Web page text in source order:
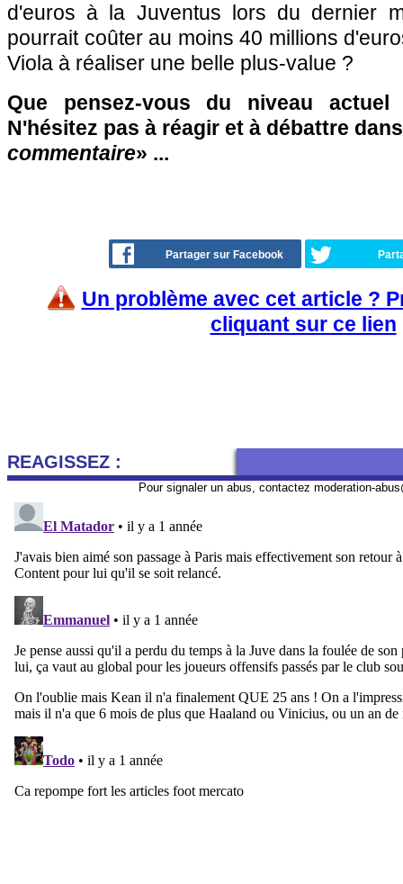
d'euros à la Juventus lors du dernier
pourrait coûter au moins 40 millions
Viola à réaliser une belle plus-value ?
Que pensez-vous du niveau
N'hésitez pas à réagir et à débattre
commentaire» ...
Partager sur Facebook
Un problème avec cet article ?
cliquant sur ce lien
REAGISSEZ :
Pour signaler un abus, contactez moderation-